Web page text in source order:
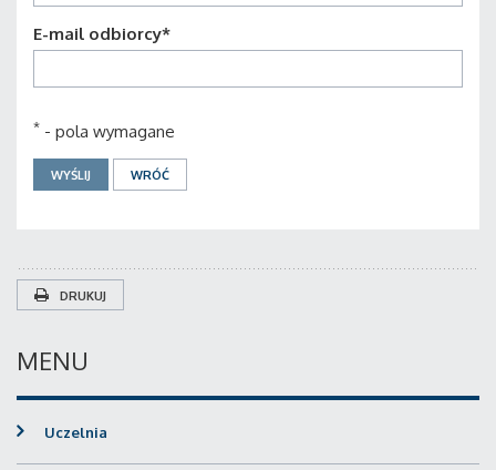
E-mail odbiorcy*
* - pola wymagane
DRUKUJ
MENU
Uczelnia